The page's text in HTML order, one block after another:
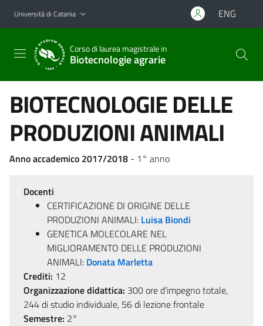
Vai al contenuto principale
Vai al menu di navigazione
Università di Catania ENG
Corso di laurea magistrale in
Biotecnologie agrarie
BIOTECNOLOGIE DELLE
PRODUZIONI ANIMALI
Anno accademico 2017/2018 - 1° anno
Docenti
CERTIFICAZIONE DI ORIGINE DELLE
PRODUZIONI ANIMALI: Luisa Biondi
GENETICA MOLECOLARE NEL
MIGLIORAMENTO DELLE PRODUZIONI
ANIMALI: Donata Marletta
Crediti: 12
Organizzazione didattica: 300 ore d'impegno totale,
244 di studio individuale, 56 di lezione frontale
Semestre: 2°